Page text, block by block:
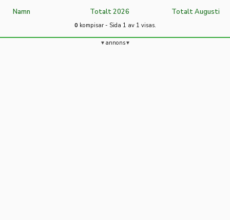
Namn Totalt 2026 Totalt Augusti
0 kompisar - Sida 1 av 1 visas.
annons